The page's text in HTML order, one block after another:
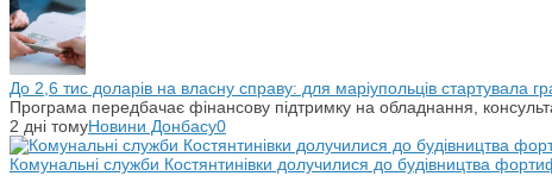
До 2,6 тис доларів на власну справу: для маріупольців стартувала
Програма передбачає фінансову підтримку на обладнання,
2 дні томуНовини Донбасу0
Комунальні служби Костянтинівки долучилися до будівництва